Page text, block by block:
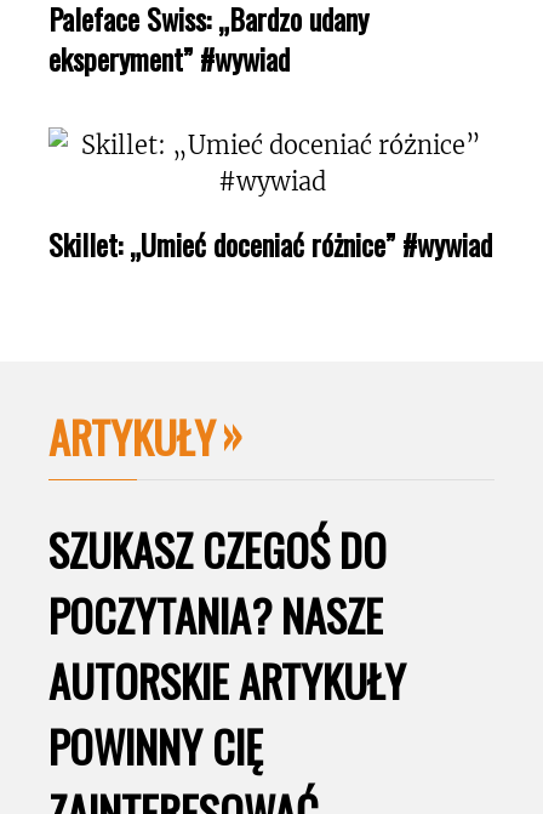
Paleface Swiss: „Bardzo udany
eksperyment” #wywiad
Skillet: „Umieć doceniać różnice” #wywiad
ARTYKUŁY
SZUKASZ CZEGOŚ DO
POCZYTANIA? NASZE
AUTORSKIE ARTYKUŁY
POWINNY CIĘ